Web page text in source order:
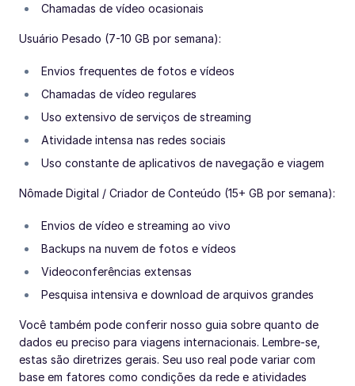
Chamadas de vídeo ocasionais
Usuário Pesado (7-10 GB por semana):
Envios frequentes de fotos e vídeos
Chamadas de vídeo regulares
Uso extensivo de serviços de streaming
Atividade intensa nas redes sociais
Uso constante de aplicativos de navegação e viagem
Nômade Digital / Criador de Conteúdo (15+ GB por semana):
Envios de vídeo e streaming ao vivo
Backups na nuvem de fotos e vídeos
Videoconferências extensas
Pesquisa intensiva e download de arquivos grandes
Você também pode conferir nosso guia sobre quanto de
dados eu preciso para viagens internacionais. Lembre-se,
estas são diretrizes gerais. Seu uso real pode variar com
base em fatores como condições da rede e atividades